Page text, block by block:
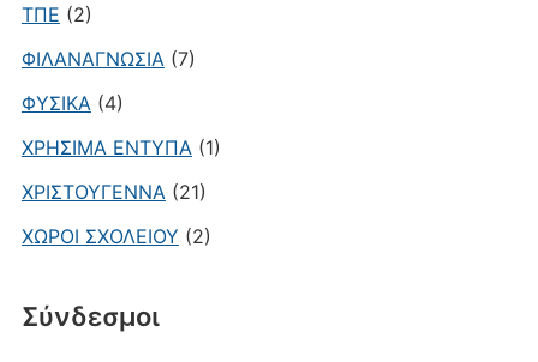
ΤΠΕ (2)
ΦΙΛΑΝΑΓΝΩΣΙΑ (7)
ΦΥΣΙΚΑ (4)
ΧΡΗΣΙΜΑ ΕΝΤΥΠΑ (1)
ΧΡΙΣΤΟΥΓΕΝΝΑ (21)
ΧΩΡΟΙ ΣΧΟΛΕΙΟΥ (2)
Σύνδεσμοι